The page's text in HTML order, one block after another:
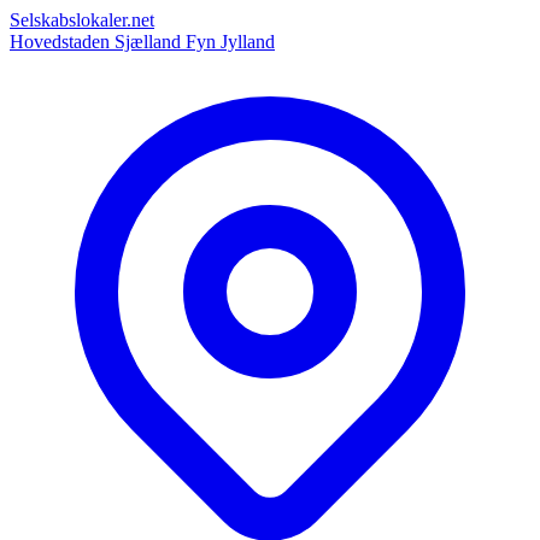
Selskabslokaler.net
Hovedstaden Sjælland Fyn Jylland